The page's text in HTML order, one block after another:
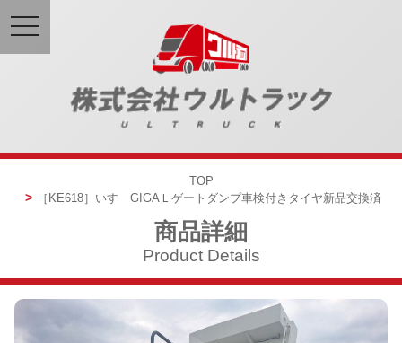
TOP
［KE618］ いすゞGIGA Ｌゲートダンプ車検付き タイヤ新品交換済
商品詳細
Product Details
toggle
navigation